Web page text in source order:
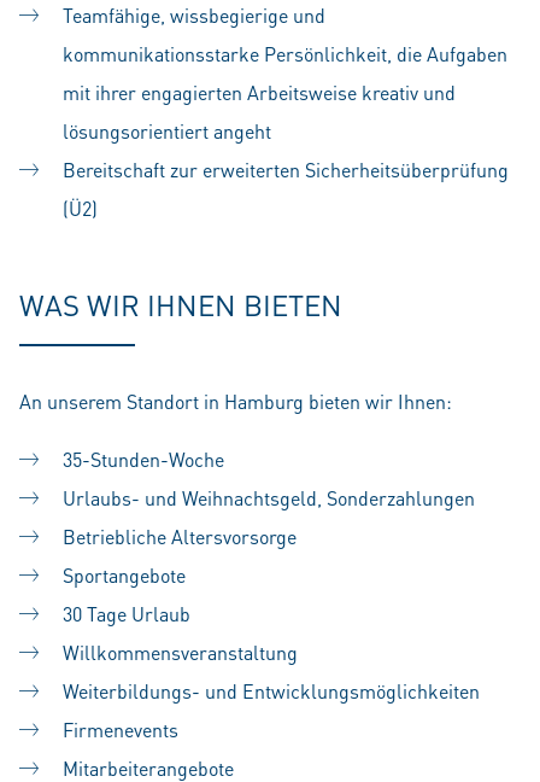
Teamfähige, wissbegierige und
kommunikationsstarke Persönlichkeit, die Aufgaben
mit ihrer engagierten Arbeitsweise kreativ und
lösungsorientiert angeht
Bereitschaft zur erweiterten Sicherheitsüberprüfung
(Ü2)
WAS WIR IHNEN BIETEN
An unserem Standort in Hamburg bieten wir Ihnen:
35-Stunden-Woche
Urlaubs- und Weihnachtsgeld, Sonderzahlungen
Betriebliche Altersvorsorge
Sportangebote
30 Tage Urlaub
Willkommensveranstaltung
Weiterbildungs- und Entwicklungsmöglichkeiten
Firmenevents
Mitarbeiterangebote